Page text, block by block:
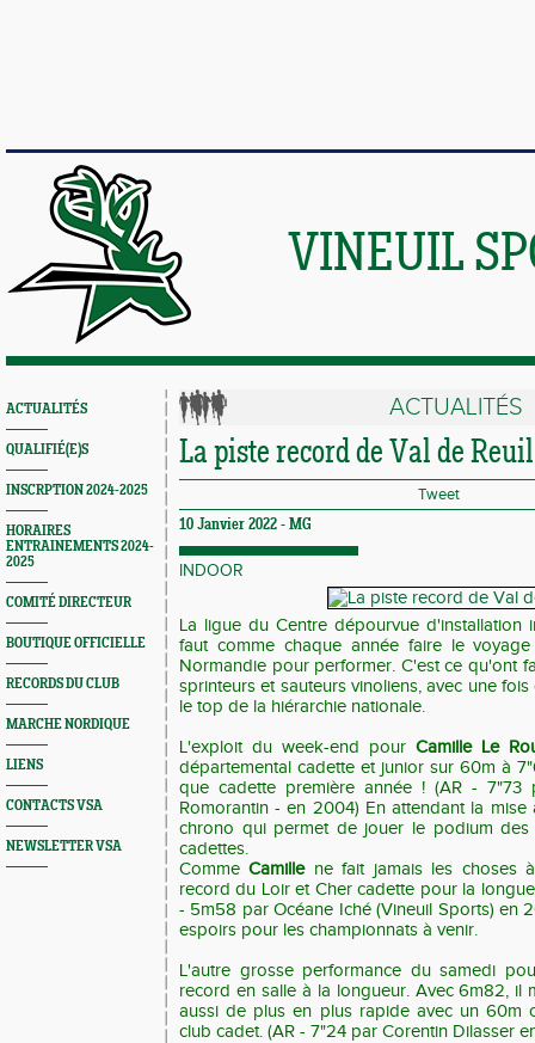
VINEUIL
ACTUALITÉS
QUALIFIÉ(E)S
INSCRPTION 2024-2025
HORAIRES
ENTRAINEMENTS 2024-
2025
COMITÉ DIRECTEUR
BOUTIQUE OFFICIELLE
RECORDS DU CLUB
MARCHE NORDIQUE
LIENS
CONTACTS VSA
NEWSLETTER VSA
ACTUALITÉS
La piste record de Val de Reuil
Tweet
10 Janvier 2022 - MG
INDOOR
La ligue du Centre dépourvue d'installation
faut comme chaque année faire le
Normandie pour performer. C'est ce qu'ont
sprinteurs et sauteurs vinoliens, avec une
le top de la hiérarchie nationale.
L'exploit du week-end pour Camille Le
départemental cadette et junior sur 60m à
que cadette première année ! (AR - 7"73
Romorantin - en 2004) En attendant la
chrono qui permet de jouer le podium des
cadettes.
CommeCamille ne fait jamais les choses
record du Loir et Cher cadette pour la
- 5m58 par Océane Iché (Vineuil Sports) en
espoirs pour les championnats à venir.
L'autre grosse performance du samedi
record en salle à la longueur. Avec 6m82, il
aussi de plus en plus rapide avec un 60m
club cadet. (AR - 7"24 par Corentin Dilasser